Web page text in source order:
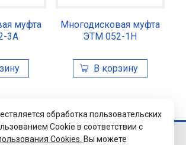
муфта
3А
Многодисковая муфта
ЭТМ 052-1Н
обработка пользовательских
Cookie в соответствии с
Cookies. Вы можете